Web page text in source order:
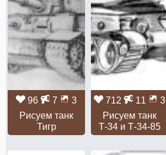
96 7
3
Рисуем танк
Тигр
712 11
3
Рисуем танк
Т-34 и Т-34-85